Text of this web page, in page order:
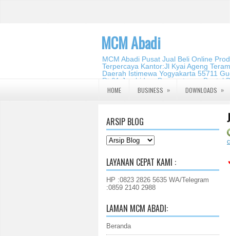
MCM Abadi
MCM Abadi Pusat Jual Beli Online
Terpercaya Kantor:Jl Kyai Ageng
Daerah Istimewa Yogyakarta 55711
Rt.01,Jambidan,
2140 2988
HOME BUSINESS » DOWNLOADS »
ARSIP BLOG
LAYANAN CEPAT KAMI :
HP :0823 2826 5635 WA/Telegram
:0859 2140 2988
LAMAN MCM ABADI:
Beranda